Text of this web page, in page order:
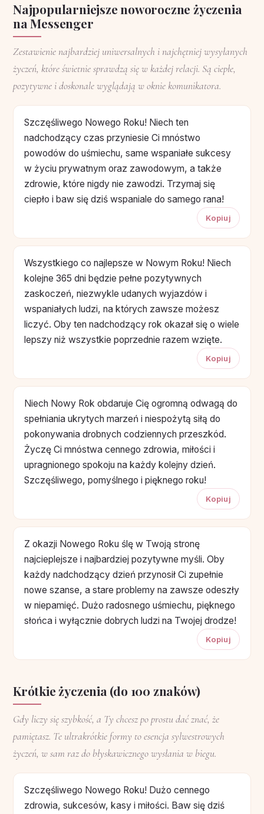
Najpopularniejsze noworoczne życzenia
na Messenger
Zestawienie najbardziej uniwersalnych i najchętniej wysyłanych
życzeń, które świetnie sprawdzą się w każdej relacji. Są ciepłe,
pozytywne i doskonale wyglądają w oknie komunikatora.
Szczęśliwego Nowego Roku! Niech ten
nadchodzący czas przyniesie Ci mnóstwo
powodów do uśmiechu, same wspaniałe sukcesy
w życiu prywatnym oraz zawodowym, a także
zdrowie, które nigdy nie zawodzi. Trzymaj się
ciepło i baw się dziś wspaniale do samego rana!
Kopiuj
Wszystkiego co najlepsze w Nowym Roku! Niech
kolejne 365 dni będzie pełne pozytywnych
zaskoczeń, niezwykle udanych wyjazdów i
wspaniałych ludzi, na których zawsze możesz
liczyć. Oby ten nadchodzący rok okazał się o wiele
lepszy niż wszystkie poprzednie razem wzięte.
Kopiuj
Niech Nowy Rok obdaruje Cię ogromną odwagą do
spełniania ukrytych marzeń i niespożytą siłą do
pokonywania drobnych codziennych przeszkód.
Życzę Ci mnóstwa cennego zdrowia, miłości i
upragnionego spokoju na każdy kolejny dzień.
Szczęśliwego, pomyślnego i pięknego roku!
Kopiuj
Z okazji Nowego Roku ślę w Twoją stronę
najcieplejsze i najbardziej pozytywne myśli. Oby
każdy nadchodzący dzień przynosił Ci zupełnie
nowe szanse, a stare problemy na zawsze odeszły
w niepamięć. Dużo radosnego uśmiechu, pięknego
słońca i wyłącznie dobrych ludzi na Twojej drodze!
Kopiuj
Krótkie życzenia (do 100 znaków)
Gdy liczy się szybkość, a Ty chcesz po prostu dać znać, że
pamiętasz. Te ultrakrótkie formy to esencja sylwestrowych
życzeń, w sam raz do błyskawicznego wysłania w biegu.
Szczęśliwego Nowego Roku! Dużo cennego
zdrowia, sukcesów, kasy i miłości. Baw się dziś